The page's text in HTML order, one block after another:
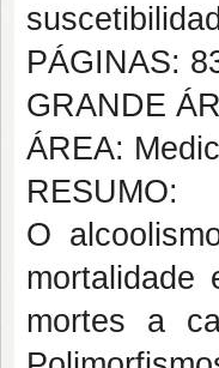
PÁGINAS:
GRANDE
ÁREA:
RESUMO:
O
mortes a